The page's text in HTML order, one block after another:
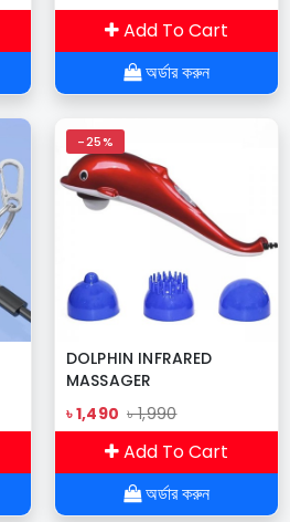
Add To Cart
অর্ডার করুন
-25%
DOLPHIN INFRARED
MASSAGER
৳ 1,490 ৳ 1,990
Add To Cart
অর্ডার করুন